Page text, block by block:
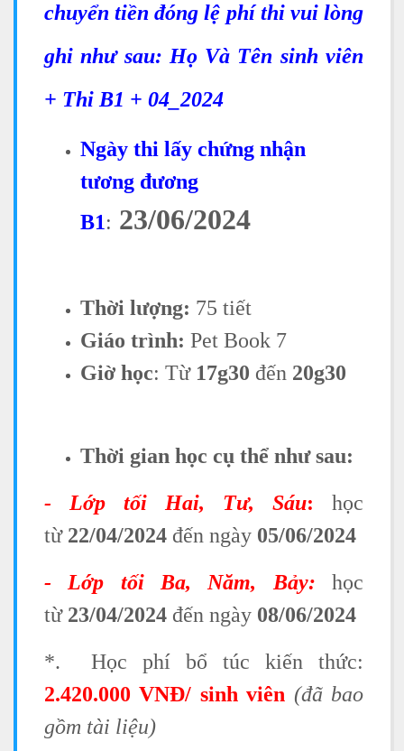
chuyển tiền đóng lệ phí thi vui lòng
ghi như sau: Họ Và Tên sinh viên
+ Thi B1 + 04_2024
Ngày thi lấy chứng nhận
tương đương
B1: 23/06/2024
Thời lượng: 75 tiết
Giáo trình: Pet Book 7
Giờ học: Từ 17g30 đến 20g30
Thời gian học cụ thể như sau:
- Lớp tối Hai, Tư, Sáu:
học
từ 22/04/2024 đến ngày 05/06/2024
- Lớp tối Ba, Năm, Bảy: học
từ 23/04/2024 đến ngày 08/06/2024
*.
Học phí bổ túc kiến thức:
2.420.000 VNĐ/ sinh viên (đã bao
gồm tài liệu)